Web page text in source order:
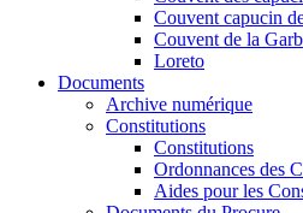
Couvent capucin
Couvent de la
Loreto
Documents
Archive numérique
Constitutions
Constitutions
Ordonnances des
Aides pour les